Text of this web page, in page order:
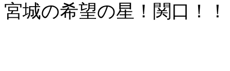
宮城の希望の星！関口！